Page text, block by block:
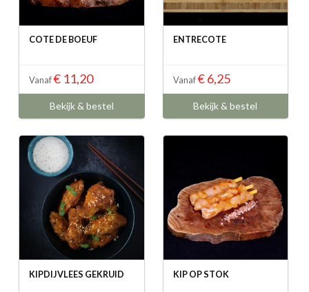
COTE DE BOEUF
Vanaf€ 11,20
Bekijk & bestel
ENTRECOTE
Vanaf€ 6,25
Bekijk & bestel
KIPDIJVLEES GEKRUID KIP OP STOK